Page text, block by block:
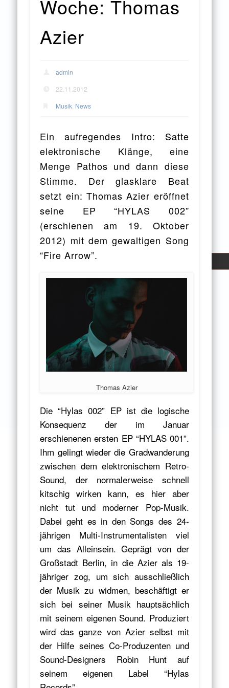
Woche: Thomas
Azier
admin
22.11.2012
Musik News
Ein aufregendes Intro: Satte
elektronische Klänge, eine
Menge Pathos und dann diese
Stimme. Der glasklare Beat
setzt ein: Thomas Azier eröffnet
seine EP “HYLAS 002”
(erschienen am 19. Oktober
2012) mit dem gewaltigen Song
“Fire Arrow”.
Thomas Azier
Die “Hylas 002” EP ist die logische
Konsequenz der im Januar
erschienenen ersten EP “HYLAS 001”.
Ihm gelingt wieder die Gradwanderung
zwischen dem elektronischem Retro-
Sound, der normalerweise schnell
kitschig wirken kann, es hier aber
nicht tut und moderner Pop-Musik.
Dabei geht es in den Songs des 24-
jährigen Multi-Instrumentalisten viel
um das Alleinsein. Geprägt von der
Großstadt Berlin, in die Azier als 19-
jähriger zog, um sich ausschließlich
der Musik zu widmen, beschäftigt er
sich bei seiner Musik hauptsächlich
mit seinem eigenen Sound. Produziert
wird das ganze von Azier selbst mit
der Hilfe seines Co-Produzenten und
Sound-Designers Robin Hunt auf
seinem eigenen Label “Hylas